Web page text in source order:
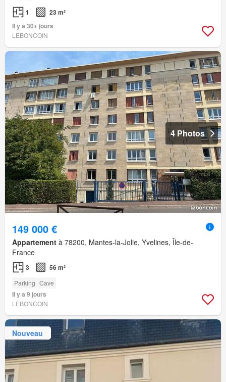
1
23 m²
Il y a 30+ jours
LEBONCOIN
4 Photos
149 000 €
Appartement à 78200, Mantes-la-Jolie, Yvelines, Île-de-
France
3 56 m²
Parking Cave
Il y a 9 jours
LEBONCOIN
Nouveau